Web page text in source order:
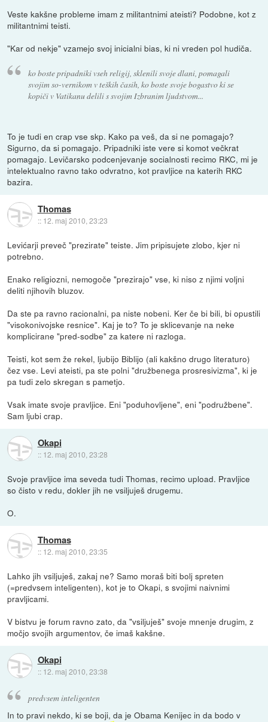
Veste kakšne probleme imam z militantnimi ateisti? Podobne, kot z
militantnimi teisti.
"Kar od nekje" vzamejo svoj inicialni bias, ki ni vreden pol hudiča.
ko boste pripadniki vseh religij, sklenili svoje dlani, pomagali
svojim so-vernikom v teških časih, ko boste svoje bogastvo ki se
kopiči v Vatikanu delili s svojim Izbranim ljudstvom...
To je tudi en crap vse skp. Kako pa veš, da si ne pomagajo?
Sigurno, da si pomagajo. Pripadniki iste vere si komot večkrat
pomagajo. Levičarsko podcenjevanje socialnosti recimo RKC, mi je
intelektualno ravno tako odvratno, kot pravljice na katerih RKC
bazira.
Thomas
:: 12. maj 2010, 23:23
Levićarji preveč "prezirate" teiste. Jim pripisujete zlobo, kjer ni
potrebno.
Enako religiozni, nemogoče "prezirajo" vse, ki niso z njimi voljni
deliti njihovih bluzov.
Da ste pa ravno racionalni, pa niste nobeni. Ker če bi bili, bi opustili
"visokonivojske resnice". Kaj je to? To je sklicevanje na neke
komplicirane "pred-sodbe" za katere ni razloga.
Teisti, kot sem že rekel, ljubijo Biblijo (ali kakšno drugo literaturo)
čez vse. Levi ateisti, pa ste polni "družbenega prosresivizma", ki je
pa tudi zelo skregan s pametjo.
Vsak imate svoje pravljice. Eni "poduhovljene", eni "podružbene".
Sam ljubi crap.
Okapi
:: 12. maj 2010, 23:28
Svoje pravljice ima seveda tudi Thomas, recimo upload. Pravljice
so čisto v redu, dokler jih ne vsiljuješ drugemu.
O.
Thomas
:: 12. maj 2010, 23:35
Lahko jih vsiljuješ, zakaj ne? Samo moraš biti bolj spreten
(=predvsem inteligenten), kot je to Okapi, s svojimi naivnimi
pravljicami.
V bistvu je forum ravno zato, da "vsiljuješ" svoje mnenje drugim, z
močjo svojih argumentov, če imaš kakšne.
Okapi
:: 12. maj 2010, 23:38
predvsem inteligenten
In to pravi nekdo, ki se boji, da je Obama Kenijec in da bodo v